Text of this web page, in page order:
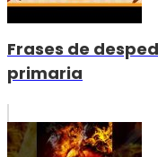
Frases de
primaria